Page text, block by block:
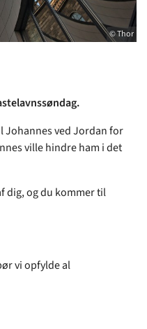
© Thor
Johannes ved Jordan for
ville hindre ham i det
dig, og du kommer til
vi opfylde al